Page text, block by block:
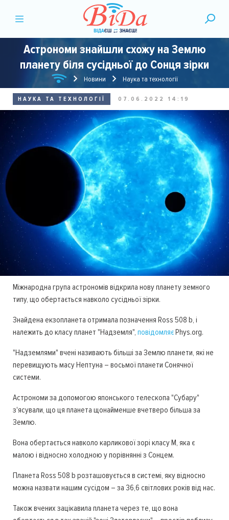
Астрономи знайшли схожу на Землю
планету біля сусідньої до Сонця зірки
Новини Наука та технології
НАУКА ТА ТЕХНОЛОГІЇ 07.06.2022 14:19
Міжнародна група астрономів відкрила нову планету земного
типу, що обертається навколо сусідньої зірки.
Знайдена екзопланета отримала позначення Ross 508 b, і
належить до класу планет "Надземля", повідомляєPhys.org.
"Надземлями" вчені називають більші за Землю планети, які не
перевищують масу Нептуна – восьмої планети Сонячної
системи.
Астрономи за допомогою японського телескопа "Субару"
з'ясували, що ця планета щонайменше вчетверо більша за
Землю.
Вона обертається навколо карликової зорі класу М, яка є
малою і відносно холодною у порівнянні з Сонцем.
Планета Ross 508 b розташовується в системі, яку відносно
можна назвати нашим сусідом – за 36,6 світлових років від нас.
Також вчених зацікавила планета через те, що вона